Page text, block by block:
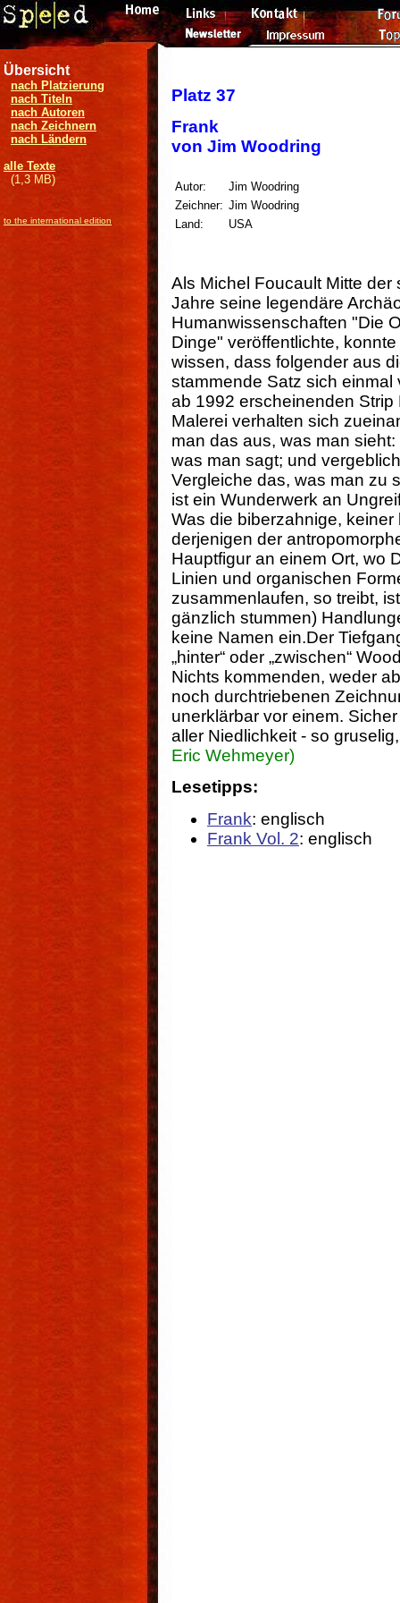
Übersicht
nach Platzierung
nach Titeln
nach Autoren
nach Zeichnern
nach Ländern
alle Texte
(1,3 MB)
to the international edition
Platz 37
Frank
von Jim Woodring
Autor:
Jim Woodring
Zeichner: Jim Woodring
Land:
USA
Als Michel Foucault Mitte der
Jahre seine legendäre
Humanwissenschaften "Die
Dinge" veröffentlichte,
wissen, dass folgender aus
stammende Satz sich
ab 1992 erscheinenden
Malerei verhalten sich
man das aus, was man
was man sagt; und
Vergleiche das, was man zu
ist ein Wunderwerk an
Was die biberzahnige,
derjenigen der
Hauptfigur an einem Ort, wo
Linien und organischen
zusammenlaufen, so treibt,
gänzlich stummen)
keine Namen ein.Der
„hinter“ oder „zwischen“
Nichts kommenden, weder
noch durchtriebenen
unerklärbar vor einem.
aller Niedlichkeit - so
Eric Wehmeyer)
Lesetipps:
Frank: englisch
Frank Vol. 2: englisch